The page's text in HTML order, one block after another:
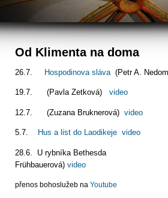
Od Klimenta na doma
26.7. Hospodinova sláva (Petr A.
19.7. (Pavla Zetková) video
12.7. (Zuzana Bruknerová) video
5.7. Hus a list do Laodikeje video
28.6. U rybníka
Frühbauerová) video
přenos bohoslužeb na Youtube